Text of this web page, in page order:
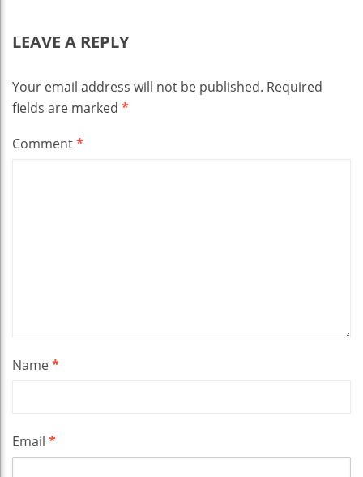
LEAVE A REPLY
Your email address will not be published. Required
fields are marked *
Comment*
Name*
Email *